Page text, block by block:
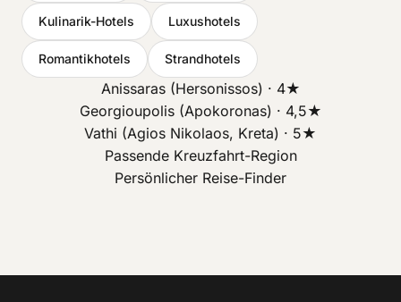
Kulinarik-Hotels Luxushotels
Romantikhotels Strandhotels
Anissaras (Hersonissos) · 4★
Georgioupolis (Apokoronas) · 4,5★
Vathi (Agios Nikolaos, Kreta) · 5★
Passende Kreuzfahrt-Region
Persönlicher Reise-Finder